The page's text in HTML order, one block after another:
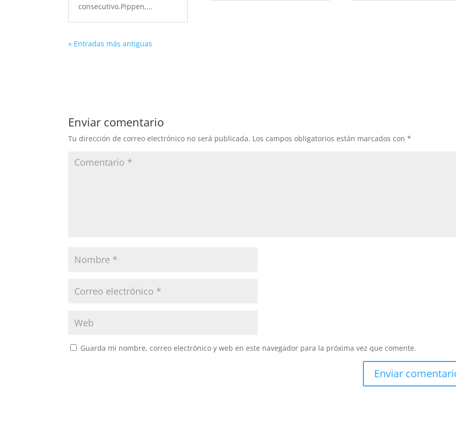
consecutivo.Pippen,...
« Entradas más antiguas
Enviar comentario
Tu dirección de correo electrónico no será publicada. Los campos obligatorios están marcados con*
Guarda mi nombre, correo electrónico y web en este navegador para la próxima vez que comente.